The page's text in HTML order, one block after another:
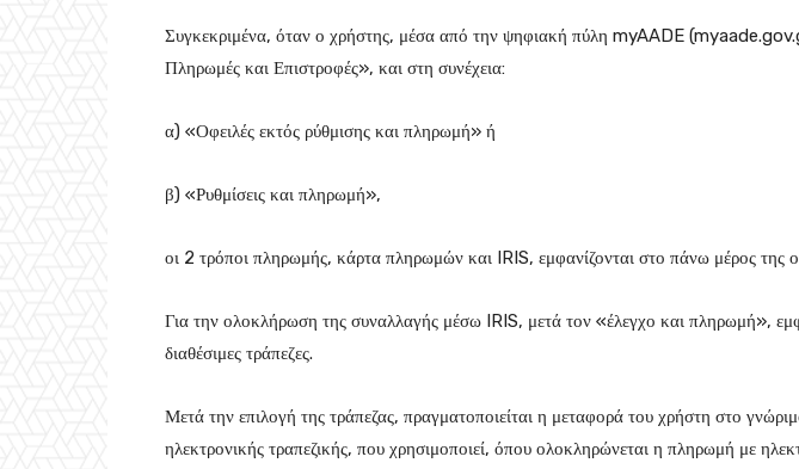
Συγκεκριμένα, όταν ο χρήστης, μέσα από την ψηφιακή πύλη myAADE
Πληρωμές και Επιστροφές», και στη συνέχεια:
α) «Οφειλές εκτός ρύθμισης και πληρωμή» ή
β) «Ρυθμίσεις και πληρωμή»,
οι 2 τρόποι πληρωμής, κάρτα πληρωμών και IRIS, εμφανίζονται στο πάνω μέρος της
Για την ολοκλήρωση της συναλλαγής μέσω IRIS, μετά τον «έλεγχο και πληρωμή»,
διαθέσιμες τράπεζες.
Μετά την επιλογή της τράπεζας, πραγματοποιείται η μεταφορά του χρήστη στο
ηλεκτρονικής τραπεζικής, που χρησιμοποιεί, όπου ολοκληρώνεται η πληρωμή με